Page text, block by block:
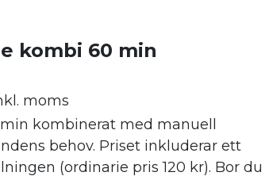
kombi 60 min
moms
kombinerat med manuell
behov. Priset inkluderar ett
(ordinarie pris 120 kr). Bor du